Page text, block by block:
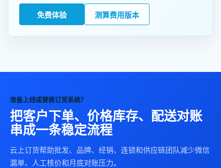
免费体验 测算费用版本
准备上线或替换订货系统？
把客户下单、价格库存、配送对账
串成一条稳定流程
云上订货帮助批发、品牌、经销、连锁和供应链团队减少微信
漏单、人工核价和月底对账压力。